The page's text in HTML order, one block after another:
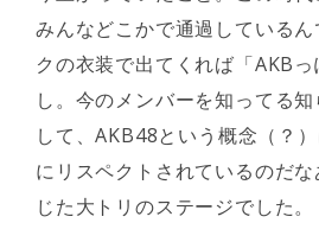
みんなどこかで通過している
クの衣装で出てくれば「AKB
し。今のメンバーを知ってる
して、AKB48という概念（？
にリスペクトされているのだ
じた大トリのステージでした。